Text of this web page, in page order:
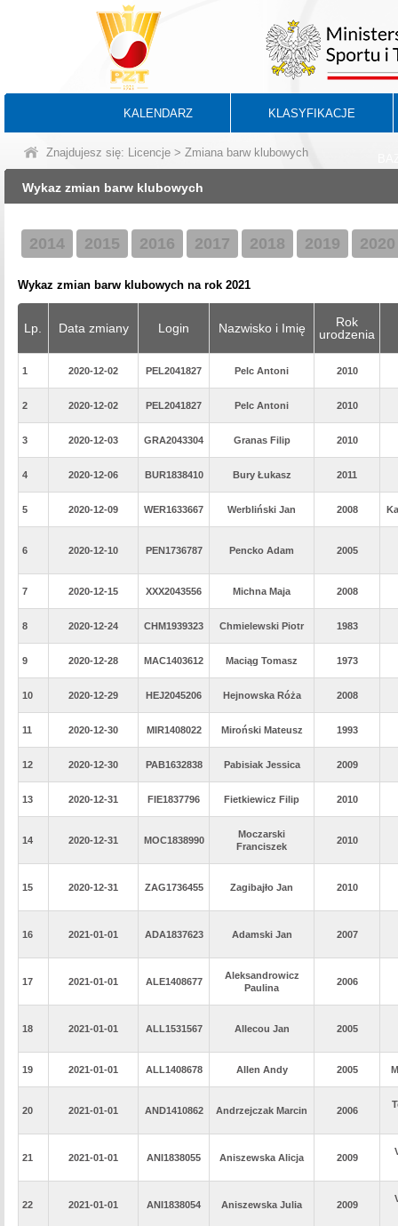
KALENDARZ KLASYFIKACJE
Znajdujesz się: Licencje > Zmiana barw klubowych
Wykaz zmian barw klubowych
2014 2015 2016 2017 2018 2019 2020
Wykaz zmian barw klubowych na rok 2021
Lp. Data zmiany Login Nazwisko i Imię
Rok
urodzenia
1 2020-12-02 PEL2041827 Pelc Antoni 2010
2 2020-12-02 PEL2041827 Pelc Antoni 2010
3 2020-12-03 GRA2043304 Granas Filip 2010
4 2020-12-06 BUR1838410 Bury Łukasz 2011
5 2020-12-09 WER1633667 Werbliński Jan 2008
6 2020-12-10 PEN1736787 Pencko Adam 2005
7 2020-12-15 XXX2043556 Michna Maja 2008
8 2020-12-24 CHM1939323 Chmielewski Piotr 1983
9 2020-12-28 MAC1403612 Maciąg Tomasz 1973
10 2020-12-29 HEJ2045206 Hejnowska Róża 2008
11 2020-12-30 MIR1408022 Miroński Mateusz 1993
12 2020-12-30 PAB1632838 Pabisiak Jessica 2009
13 2020-12-31 FIE1837796 Fietkiewicz Filip 2010
14 2020-12-31 MOC1838990
Moczarski
Franciszek
2010
15 2020-12-31 ZAG1736455 Zagibajło Jan 2010
16 2021-01-01 ADA1837623 Adamski Jan 2007
17 2021-01-01 ALE1408677
Aleksandrowicz
Paulina
2006
18 2021-01-01 ALL1531567 Allecou Jan 2005
19 2021-01-01 ALL1408678 Allen Andy 2005
20 2021-01-01 AND1410862 Andrzejczak Marcin 2006
21 2021-01-01 ANI1838055 Aniszewska Alicja 2009
22 2021-01-01 ANI1838054 Aniszewska Julia 2009